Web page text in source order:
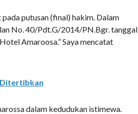
putusan (final) hakim. Dalam
No. 40/Pdt.G/2014/PN.Bgr. tanggal
Amaroosa.” Saya mencatat
Ditertibkan
dalam kedudukan istimewa.